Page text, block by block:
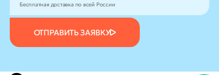
ОТПРАВИТЬ ЗАЯВКУ
Бесплатная доставка по всей России